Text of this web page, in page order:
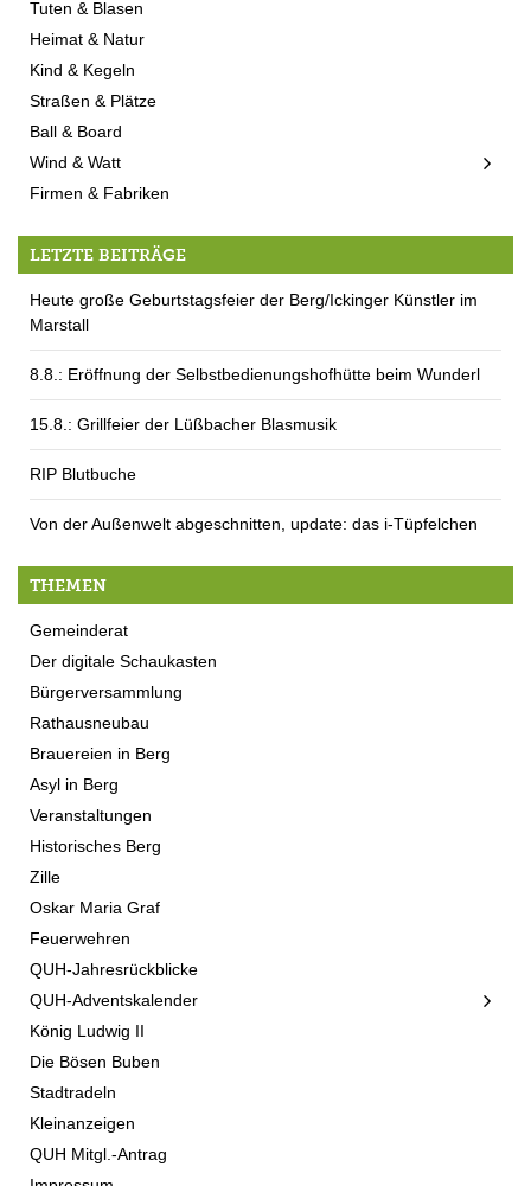
Tuten & Blasen
Heimat & Natur
Kind & Kegeln
Straßen & Plätze
Ball & Board
Wind & Watt
Firmen & Fabriken
LETZTE BEITRÄGE
Heute große Geburtstagsfeier der Berg/Ickinger Künstler im
Marstall
8.8.: Eröffnung der Selbstbedienungshofhütte beim Wunderl
15.8.: Grillfeier der Lüßbacher Blasmusik
RIP Blutbuche
Von der Außenwelt abgeschnitten, update: das i-Tüpfelchen
THEMEN
Gemeinderat
Der digitale Schaukasten
Bürgerversammlung
Rathausneubau
Brauereien in Berg
Asyl in Berg
Veranstaltungen
Historisches Berg
Zille
Oskar Maria Graf
Feuerwehren
QUH-Jahresrückblicke
QUH-Adventskalender
König Ludwig II
Die Bösen Buben
Stadtradeln
Kleinanzeigen
QUH Mitgl.-Antrag